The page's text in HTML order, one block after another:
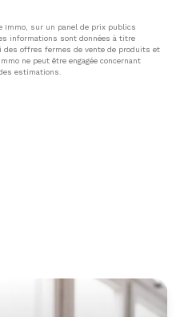
Immo, sur un panel de prix publics
informations sont données à titre
offres fermes de vente de produits et
ne peut être engagée concernant
estimations.